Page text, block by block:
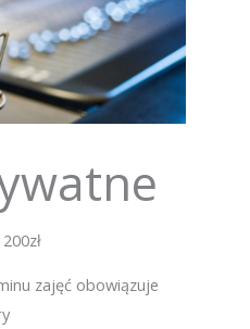
zajęć obowiązuje